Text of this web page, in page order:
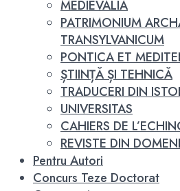
MEDIEVALIA
PATRIMONIUM
TRANSYLVANICUM
PONTICA ET
ȘTIINȚĂ ȘI TEHNICĂ
TRADUCERI DIN
UNIVERSITAS
CAHIERS DE
REVISTE DIN
Pentru Autori
Concurs Teze Doctorat